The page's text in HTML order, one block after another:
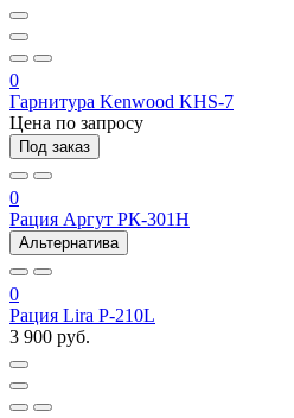
0
Гарнитура Kenwood KHS-7
Цена по запросу
Под заказ
0
Рация Аргут РК-301Н
Альтернатива
0
Рация Lira P-210L
3 900 руб.